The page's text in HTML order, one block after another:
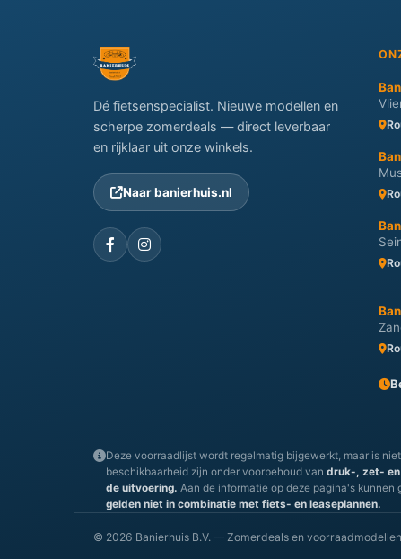
Dé fietsenspecialist. Nieuwe modellen en
scherpe zomerdeals — direct leverbaar
en rijklaar uit onze winkels.
Naar banierhuis.nl
Deze voorraadlijst wordt regelmatig bijgewerkt, maar is
beschikbaarheid zijn onder voorbehoud van druk-, zet-
de uitvoering. Aan de informatie op deze pagina's
gelden niet in combinatie met fiets- en leaseplannen.
© 2026 Banierhuis B.V. — Zomerdeals en voorraadmodellen